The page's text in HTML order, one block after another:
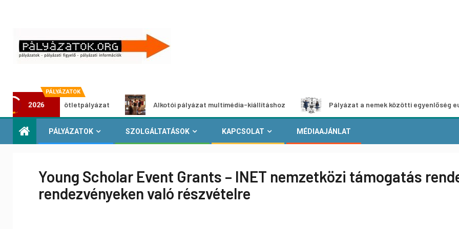
PÁLYÁZATOK
2026
ötletpályázat Alkotói pályázat multimédia-kiállításhoz Pályázat a nemek közötti egyenlőség európai
PÁLYÁZATOK SZOLGÁLTATÁSOK KAPCSOLAT MÉDIAAJÁNLAT
Young Scholar Event Grants – INET nemzetközi támogatás
rendezvényeken való részvételre